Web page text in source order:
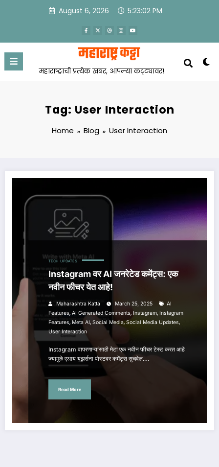
August 6, 2026 5:23:02 PM
महाराष्ट्राची प्रत्येक खबर, आपल्या कट्ट्यावर!
Tag: User Interaction
Home Blog User Interaction
TECH UPDATES
Instagram वर AI जनरेटेड कमेंट्स: एक
नवीन फीचर येत आहे!
Maharashtra Katta March 25, 2025
AI
Features, AI Generated Comments, Instagram, Instagram
Features, Meta AI, Social Media, Social Media Updates,
User Interaction
Instagram वापरणाऱ्यांसाठी मेटा एक नवीन फीचर टेस्ट करत आहे
ज्यामुळे एआय यूझर्सना पोस्टवर कमेंट्स सुचवेल.…
Read More